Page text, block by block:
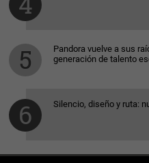
Pandora vuelve a sus
generación de talento
Silencio, diseño y ruta: